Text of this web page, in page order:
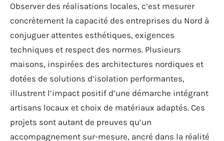
Observer des réalisations locales, c’est mesurer
concrètement la capacité des entreprises du Nord à
conjuguer attentes esthétiques, exigences
techniques et respect des normes. Plusieurs
maisons, inspirées des architectures nordiques et
dotées de solutions d’isolation performantes,
illustrent l’impact positif d’une démarche intégrant
artisans locaux et choix de matériaux adaptés. Ces
projets sont autant de preuves qu’un
accompagnement sur-mesure, ancré dans la réalité